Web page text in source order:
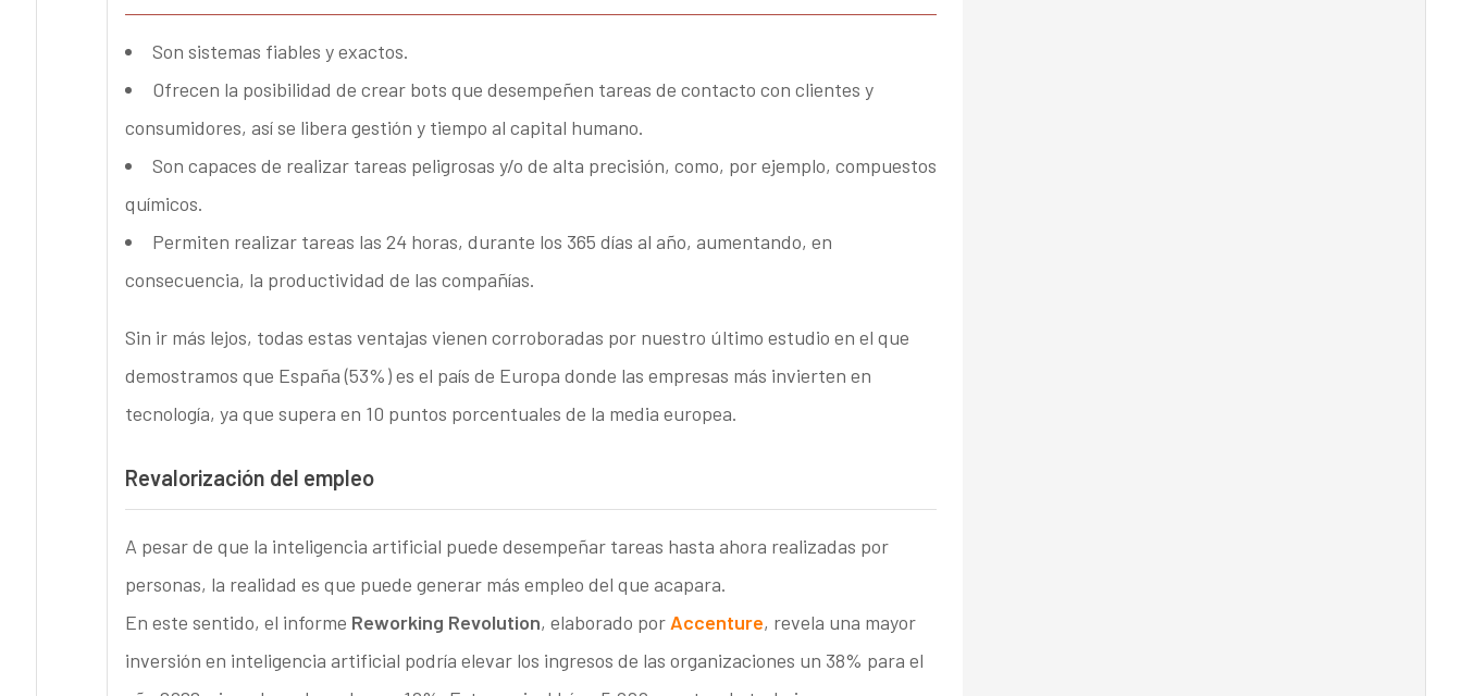
Son sistemas fiables y exactos.
Ofrecen la posibilidad de crear bots que desempeñen tareas de contacto con clientes y
consumidores, así se libera gestión y tiempo al capital humano.
Son capaces de realizar tareas peligrosas y/o de alta precisión, como, por ejemplo, compuestos
químicos.
Permiten realizar tareas las 24 horas, durante los 365 días al año, aumentando, en
consecuencia, la productividad de las compañías.
Sin ir más lejos, todas estas ventajas vienen corroboradas por nuestro último estudio en el que
demostramos que España (53%) es el país de Europa donde las empresas más invierten en
tecnología, ya que supera en 10 puntos porcentuales de la media europea.
Revalorización del empleo
A pesar de que la inteligencia artificial puede desempeñar tareas hasta ahora realizadas por
personas, la realidad es que puede generar más empleo del que acapara.
En este sentido, el informe Reworking Revolution, elaborado por Accenture, revela una mayor
inversión en inteligencia artificial podría elevar los ingresos de las organizaciones un 38% para el